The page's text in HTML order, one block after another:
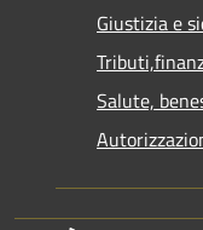
Giustizia e
Salute,